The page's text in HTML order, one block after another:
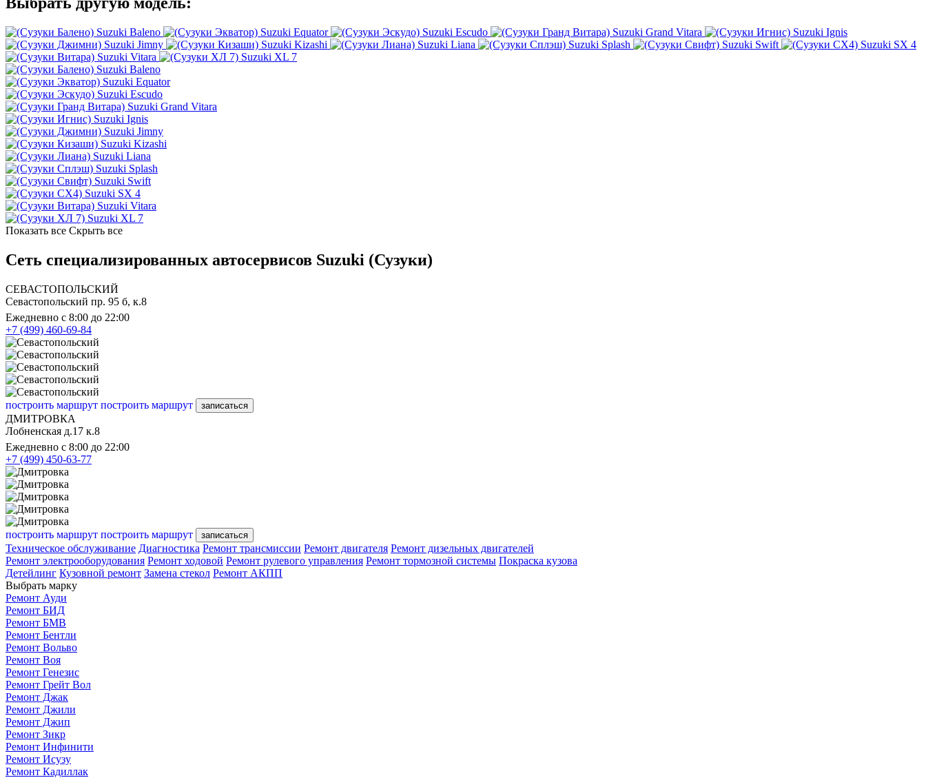
Suzuki Baleno Suzuki Equator Suzuki Escudo Suzuki Grand Vitara
Suzuki Ignis
Suzuki Jimny
Suzuki Kizashi Suzuki Liana Suzuki Splash Suzuki Swift
Suzuki SX 4
Suzuki Vitara
Suzuki XL 7
Suzuki Baleno
Suzuki Equator
Suzuki Escudo
Suzuki Grand Vitara
Suzuki Ignis
Suzuki Jimny
Suzuki Kizashi
Suzuki Liana
Suzuki Splash
Suzuki Swift
Suzuki SX 4
Suzuki Vitara
Suzuki XL 7
Показать все Скрыть все
Сеть специализированных автосервисов Suzuki (Сузуки)
СЕВАСТОПОЛЬСКИЙ
Севастопольский пр. 95 б, к.8
Ежедневно с 8:00 до 22:00
+7 (499) 460-69-84
построить маршрут построить маршрут записаться
ДМИТРОВКА
Лобненская д.17 к.8
Ежедневно с 8:00 до 22:00
+7 (499) 450-63-77
построить маршрут построить маршрут записаться
Техническое обслуживание Диагностика Ремонт трансмиссии Ремонт двигателя Ремонт дизельных двигателей
Ремонт электрооборудования Ремонт ходовой Ремонт рулевого управления Ремонт тормозной системы Покраска кузова
Детейлинг Кузовной ремонт Замена стекол Ремонт АКПП
Выбрать марку
Ремонт Ауди
Ремонт БИД
Ремонт БМВ
Ремонт Бентли
Ремонт Вольво
Ремонт Воя
Ремонт Генезис
Ремонт Грейт Вол
Ремонт Джак
Ремонт Джили
Ремонт Джип
Ремонт Зикр
Ремонт Инфинити
Ремонт Исузу
Ремонт Кадиллак